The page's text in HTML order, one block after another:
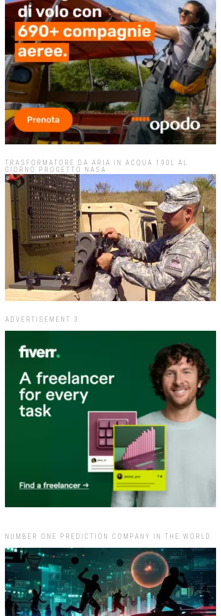
TRASFORMATORE DA ARIA IN ACQUA 190L AL
GIORNO PROGETTO NASA
ADVERTISEMENT 3
NUMBER ONE PREDICTION COMPANY IN THE WORLD